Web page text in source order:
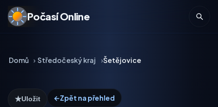
Počasí Online
Domů Středočeský kraj Šetějovice
←Zpět na přehled
★Uložit